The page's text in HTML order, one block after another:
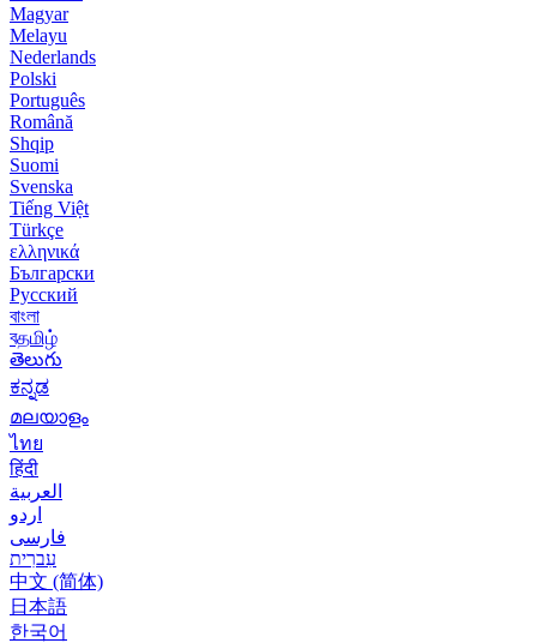
Magyar
Melayu
Nederlands
Polski
Português
Română
Shqip
Suomi
Svenska
Tiếng Việt
Türkçe
ελληνικά
Български
Русский
বাংলা
বதமிழ்
తెలుగు
ಕನ್ನಡ
മലയാളം
ไทย
हिंदी
العربية
اردو
فارسی
עִברִית
中文 (简体)
日本語
한국어